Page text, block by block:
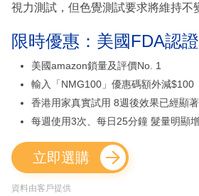
視力測試，但色覺測試要求將維持不
限時優惠：美國FDA認
美國amazon鎖量及評價No. 1
輸入「NMG100」優惠碼額外減$100
香港用家真實試用 8週後效果已經顯著
每週使用3次、每日25分鐘 髮量明顯
立即選購
資料由客戶提供